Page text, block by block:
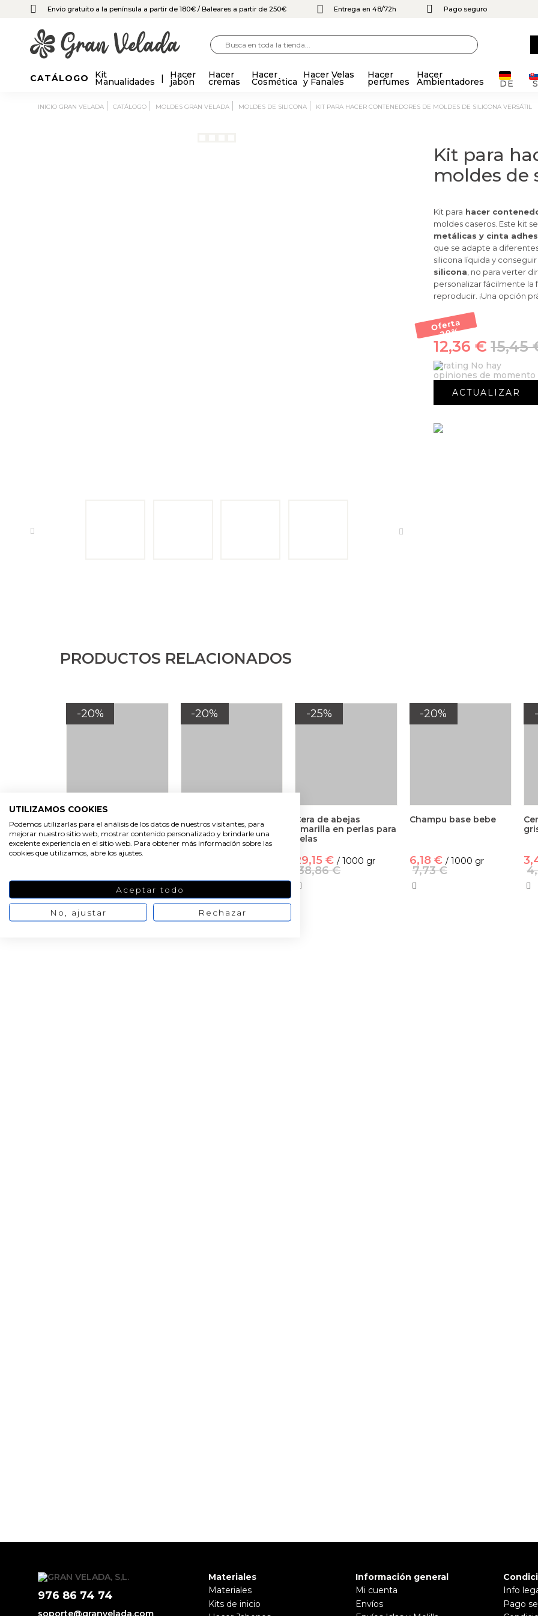
Envío gratuito a la península a partir de 180€ / Baleares a partir de 250€ Entrega en 48/72h Pago seguro
CATÁLOGO Kit
Manualidades
Hacer
jabón
Hacer
cremas
Hacer
Cosmética
Hacer Velas
y Fanales
Hacer
perfumes
Hacer
Ambientadores DE
INICIO GRAN VELADA CATÁLOGO MOLDES GRAN VELADA MOLDES DE SILICONA KIT PARA HACER CONTENEDORES DE MOLDES DE SILICONA VERSÁTIL
Kit para
moldes de
Kit para hacer
moldes caseros. Este kit
metálicas y cinta
que se adapte a
silicona líquida y
silicona , no para verter
personalizar fácilmente la
reproducir. ¡Una opción
Oferta
-20
%
15,45
12,36 €
No hay
opiniones de momento
PRODUCTOS RELACIONADOS
-20%
Esencia aromatica
ylang ylang
4,91 €
-20%
Desmoldante de
silicona en spray
-25%
Cera de abejas
amarilla en perlas para
velas
29,15 € / 1000 gr
38,86 €
-20%
Champu base bebe
6,18 € / 1000 gr
7,73 €
976 86 74 74
soporte@granvelada.com
Materiales
Materiales
Kits de inicio
Información general
Mi cuenta
Envíos
Info
Pago
UTILIZAMOS COOKIES
Podemos utilizarlas para el análisis de los datos de nuestros visitantes, para
mejorar nuestro sitio web, mostrar contenido personalizado y brindarle una
excelente experiencia en el sitio web. Para obtener más información sobre las
cookies que utilizamos, abre los ajustes.
Aceptar todo
No, ajustar Rechazar